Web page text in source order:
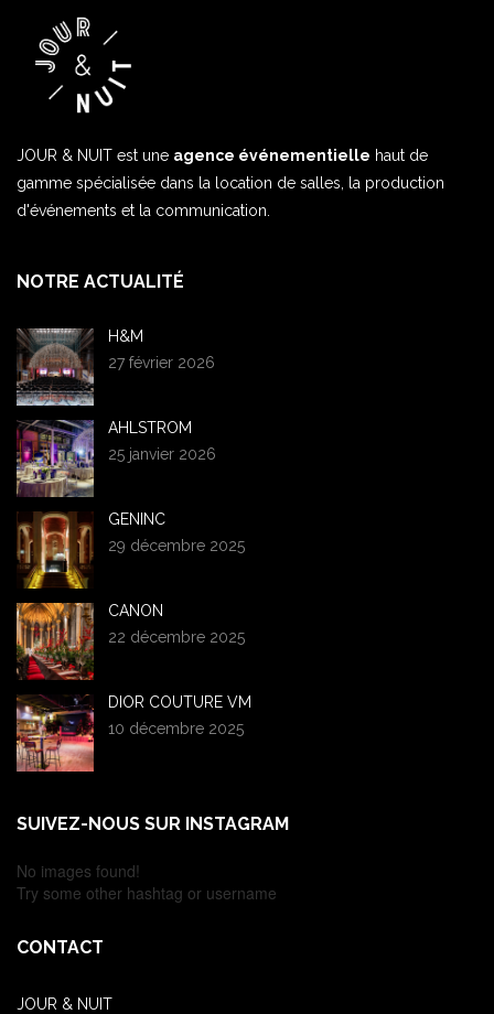
JOUR & NUIT est une agence événementielle haut de
gamme spécialisée dans la location de salles, la production
d'événements et la communication.
NOTRE ACTUALITÉ
H&M
27 février 2026
AHLSTROM
25 janvier 2026
GENINC
29 décembre 2025
CANON
22 décembre 2025
DIOR COUTURE VM
10 décembre 2025
SUIVEZ-NOUS SUR INSTAGRAM
No images found!
Try some other hashtag or username
CONTACT
JOUR & NUIT